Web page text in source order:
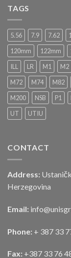
–
TAGS
5.56 7.9 7.62
120mm
122mm
ILL
LR M1 M2
M72
M74 M82
M200
NSB P1
UT
UTIU
CONTACT
Address:
Herzegovina
Email:
Phone: + 387 33
Fax: +387 33 76